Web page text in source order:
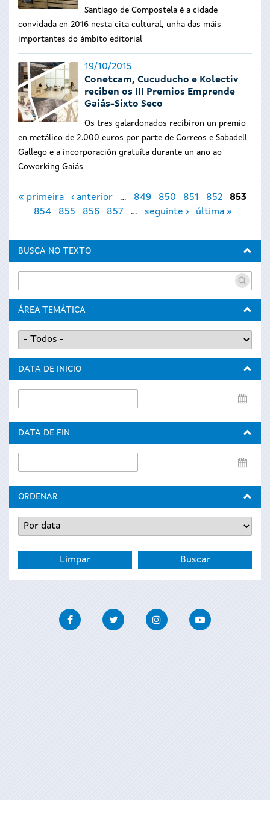
Santiago de Compostela é a cidade
convidada en 2016 nesta cita cultural, unha das máis
importantes do ámbito editorial
19/10/2015
Conetcam, Cucuducho e Kolectiv
reciben os III Premios Emprende
Gaiás-Sixto Seco
Os tres galardonados recibiron un premio
en metálico de 2.000 euros por parte de Correos e Sabadell
Gallego e a incorporación gratuíta durante un ano ao
Coworking Gaiás
Páxinas
« primeira ‹ anterior … 849 850 851 852
853
854
855 856 857 … seguinte › última »
BUSCA NO TEXTO
ÁREA TEMÁTICA
DATA DE INICIO
de
DATA DE FIN
de
ORDENAR
FacebookTwitter InstagramYoutube